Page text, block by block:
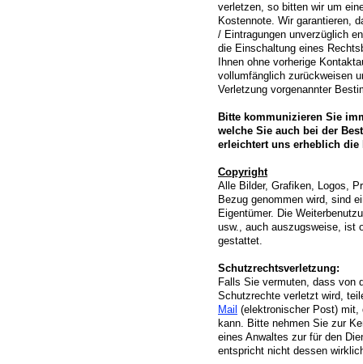
verletzen, so bitten wir um
Kostennote. Wir garantieren,
/ Eintragungen unverzüglich
die Einschaltung eines
Ihnen ohne vorherige
vollumfänglich zurückweisen
Verletzung vorgenannter
Bitte kommunizieren Sie
welche Sie auch bei der
erleichtert uns erheblich die
Copyright
Alle Bilder, Grafiken, Logos,
Bezug genommen wird, sind
Eigentümer. Die
usw., auch auszugsweise, ist
gestattet.
Schutzrechtsverletzung:
Falls Sie vermuten, dass von
Schutzrechte verletzt wird,
Mail (elektronischer Post) mit,
kann. Bitte nehmen Sie zur
eines Anwaltes zur für den
entspricht nicht dessen